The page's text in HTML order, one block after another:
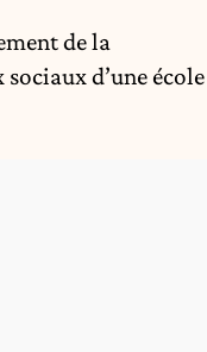
de la
d’une école